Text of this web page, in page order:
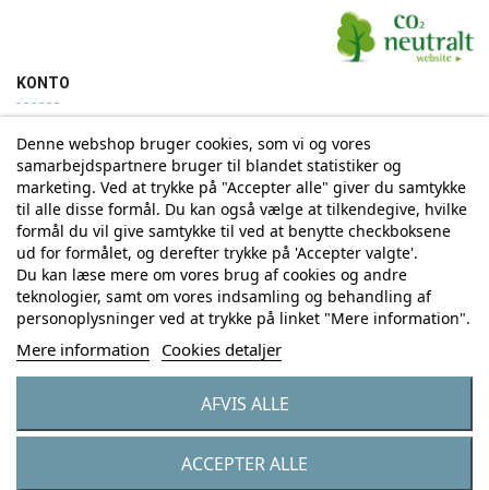
KONTO
Min konto Ordrehistorik
Tilmelding til Nyhedsbrev
Vi deler aldrig din email-adresse med tredjepart
Tilmeld
Denne webshop bruger cookies, som vi og vores
samarbejdspartnere bruger til blandet statistiker og
marketing. Ved at trykke på "Accepter alle" giver du samtykke
til alle disse formål. Du kan også vælge at tilkendegive, hvilke
formål du vil give samtykke til ved at benytte checkboksene
ud for formålet, og derefter trykke på 'Accepter valgte'.
Du kan læse mere om vores brug af cookies og andre
teknologier, samt om vores indsamling og behandling af
personoplysninger ved at trykke på linket "Mere information".
Mere information Cookies detaljer
AFVIS ALLE
ACCEPTER ALLE